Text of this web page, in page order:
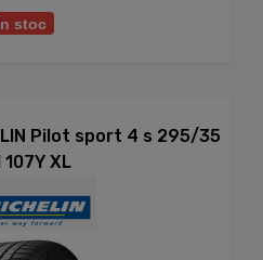
stoc
Pilot sport 4 s 295/35
107Y XL